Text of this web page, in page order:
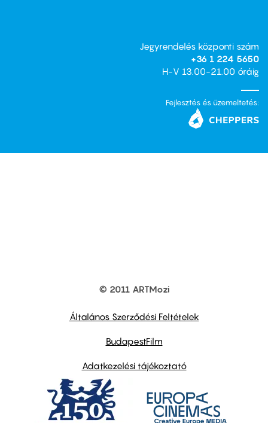
Jegyrendelés központi szám
+36 1 224 5650
H-V 13.00-21.00 óráig
Fejlesztés és üzemeltetés:
© 2011 ARTMozi
Általános Szerződési Feltételek
BudapestFilm
Adatkezelési tájékoztató